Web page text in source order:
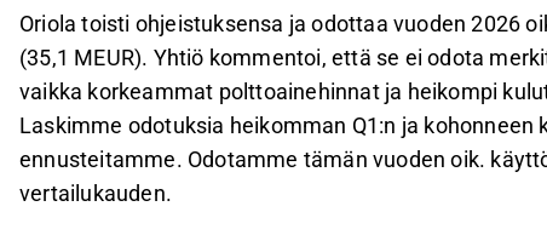
Oriola toisti ohjeistuksensa ja odottaa vuoden 2026
(35,1 MEUR). Yhtiö kommentoi, että se ei odota
vaikka korkeammat polttoainehinnat ja heikompi
Laskimme odotuksia heikomman Q1:n ja
ennusteitamme. Odotamme tämän vuoden oik.
vertailukauden.